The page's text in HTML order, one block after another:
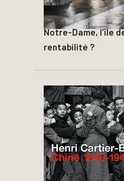
Notre-Dame, l’île
rentabilité ?